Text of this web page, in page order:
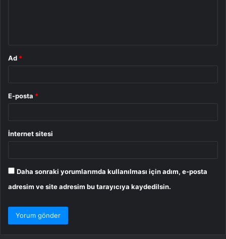
Ad *
E-posta *
İnternet sitesi
Daha sonraki yorumlarımda kullanılması için adım, e-posta
adresim ve site adresim bu tarayıcıya kaydedilsin.